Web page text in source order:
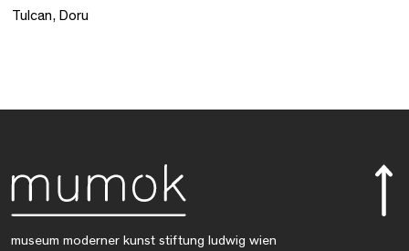
Tulcan, Doru
museum moderner kunst stiftung ludwig wien